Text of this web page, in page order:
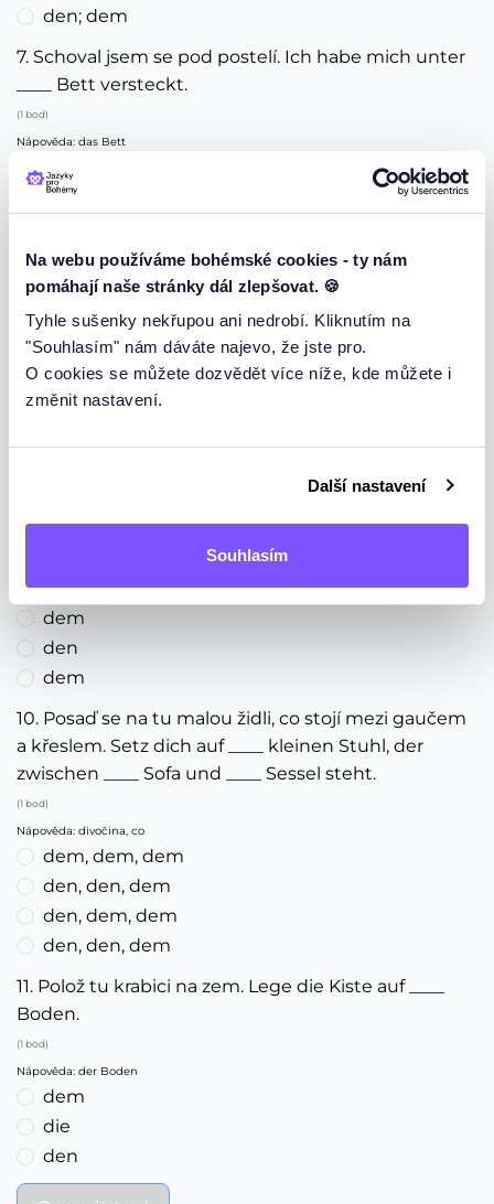
Na webu používáme bohémské cookies - ty nám
pomáhají naše stránky dál zlepšovat. 🍪
Tyhle sušenky nekřupou ani nedrobí. Kliknutím na
"Souhlasím" nám dáváte najevo, že jste pro.
O cookies se můžete dozvědět více níže, kde můžete i
změnit nastavení.
Další nastavení
Souhlasím
den; dem
7. Schoval jsem se pod postelí. Ich habe mich unter
____ Bett versteckt.
(1 bod)
Nápověda: das Bett
dem
das
8. Schoval jsem se pod postel. Ich habe mich unter
____ Bett versteckt.
(1 bod)
dem
das
die
9. Ta hádka vznikla mezi oběma politickými
stranami. Der Streit entstand zwischen ____ beiden
der
dem
den
dem
10. Posaď se na tu malou židli, co stojí mezi gaučem
a křeslem. Setz dich auf ____ kleinen Stuhl, der
zwischen ____ Sofa und ____ Sessel steht.
(1 bod)
Nápověda: divočina, co
dem, dem, dem
den, den, dem
den, dem, dem
den, den, dem
11. Polož tu krabici na zem. Lege die Kiste auf ____
Boden.
(1 bod)
Nápověda: der Boden
dem
die
den